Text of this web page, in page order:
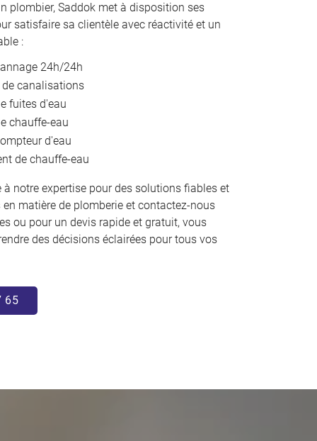
plombier, Saddok met à disposition ses
satisfaire sa clientèle avec réactivité et un
:
24h/24h
de canalisations
fuites d'eau
chauffe-eau
d'eau
de chauffe-eau
notre expertise pour des solutions fiables et
matière de plomberie et contactez-nous
ou pour un devis rapide et gratuit, vous
des décisions éclairées pour tous vos
65